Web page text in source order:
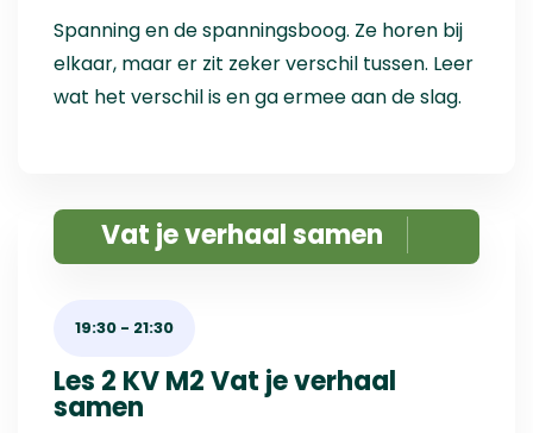
Spanning en de spanningsboog. Ze horen bij
elkaar, maar er zit zeker verschil tussen. Leer
wat het verschil is en ga ermee aan de slag.
Vat je verhaal samen
19:30 - 21:30
Les 2 KV M2 Vat je verhaal
samen